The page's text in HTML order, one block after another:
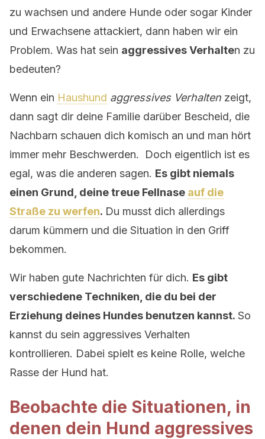
zu wachsen und andere Hunde oder sogar Kinder
und Erwachsene attackiert, dann haben wir ein
Problem. Was hat sein aggressives Verhalten zu
bedeuten?
Wenn ein Haushund aggressives Verhalten zeigt,
dann sagt dir deine Familie darüber Bescheid, die
Nachbarn schauen dich komisch an und man hört
immer mehr Beschwerden. Doch eigentlich ist es
egal, was die anderen sagen. Es gibt niemals
einen Grund, deine treue Fellnase auf die
Straße zu werfen. Du musst dich allerdings
darum kümmern und die Situation in den Griff
bekommen.
Wir haben gute Nachrichten für dich. Es gibt
verschiedene Techniken, die du bei der
Erziehung deines Hundes benutzen kannst. So
kannst du sein aggressives Verhalten
kontrollieren. Dabei spielt es keine Rolle, welche
Rasse der Hund hat.
Beobachte die Situationen, in
denen dein Hund aggressives